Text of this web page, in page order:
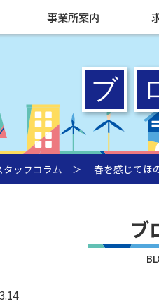
事業所案内
タッフコラム ＞ 春を感じてほ
ブ